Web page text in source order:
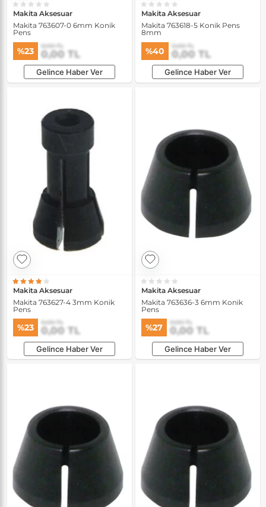
Makita Aksesuar
Makita 763607-0 6mm Konik
Pens
%23 0,00 TL
0,00 TL
Gelince Haber Ver
Makita Aksesuar
Makita 763618-5 Konik Pens
8mm
%40 0,00 TL
0,00 TL
Gelince Haber Ver
Makita Aksesuar
Makita 763627-4 3mm Konik
Pens
%23 0,00 TL
0,00 TL
Gelince Haber Ver
Makita Aksesuar
Makita 763636-3 6mm Konik
Pens
%27 0,00 TL
0,00 TL
Gelince Haber Ver